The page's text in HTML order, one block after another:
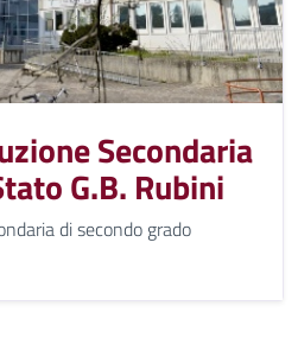
Secondaria
G.B. Rubini
di secondo grado
DI SECONDO GRADO